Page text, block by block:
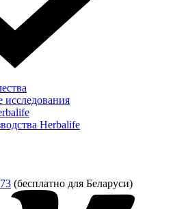
исследования
Herbalife
(бесплатно для Беларуси)